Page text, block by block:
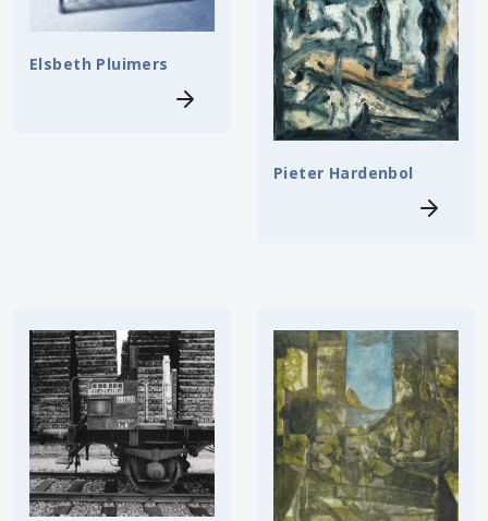
Elsbeth Pluimers
Pieter Hardenbol